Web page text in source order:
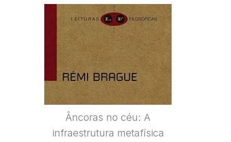
Âncoras no céu: A
infraestrutura metafísica